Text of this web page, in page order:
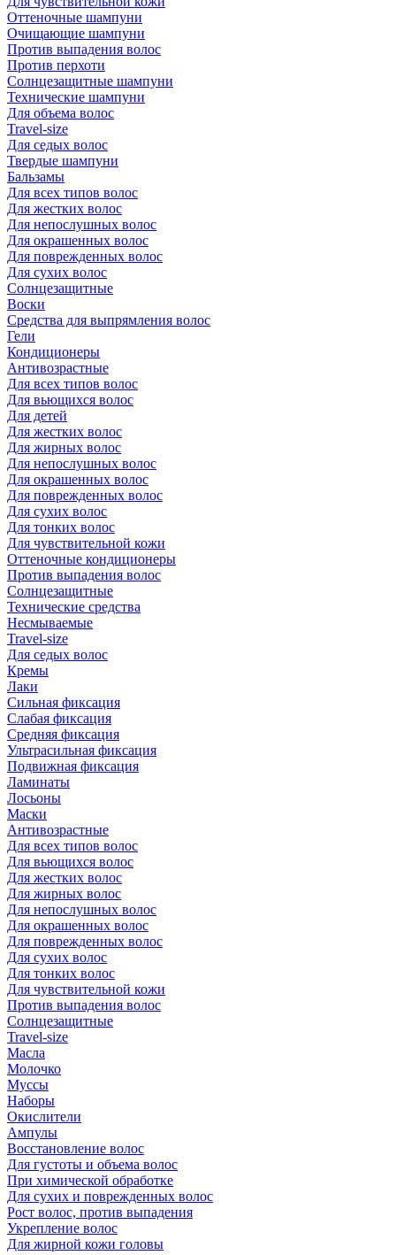
Оттеночные шампуни
Очищающие шампуни
Против выпадения волос
Против перхоти
Солнцезащитные шампуни
Технические шампуни
Для объема волос
Travel-size
Для седых волос
Твердые шампуни
Бальзамы
Для всех типов волос
Для жестких волос
Для непослушных волос
Для окрашенных волос
Для поврежденных волос
Для сухих волос
Солнцезащитные
Воски
Средства для выпрямления волос
Гели
Кондиционеры
Антивозрастные
Для всех типов волос
Для вьющихся волос
Для детей
Для жестких волос
Для жирных волос
Для непослушных волос
Для окрашенных волос
Для поврежденных волос
Для сухих волос
Для тонких волос
Для чувствительной кожи
Оттеночные кондиционеры
Против выпадения волос
Солнцезащитные
Технические средства
Несмываемые
Travel-size
Для седых волос
Кремы
Лаки
Сильная фиксация
Слабая фиксация
Средняя фиксация
Ультрасильная фиксация
Подвижная фиксация
Ламинаты
Лосьоны
Маски
Антивозрастные
Для всех типов волос
Для вьющихся волос
Для жестких волос
Для жирных волос
Для непослушных волос
Для окрашенных волос
Для поврежденных волос
Для сухих волос
Для тонких волос
Для чувствительной кожи
Против выпадения волос
Солнцезащитные
Travel-size
Масла
Молочко
Муссы
Наборы
Окислители
Ампулы
Восстановление волос
Для густоты и объема волос
При химической обработке
Для сухих и поврежденных волос
Рост волос, против выпадения
Укрепление волос
Для жирной кожи головы